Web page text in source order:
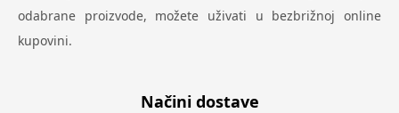
odabrane proizvode, možete uživati u bezbrižnoj online
kupovini.
Načini dostave